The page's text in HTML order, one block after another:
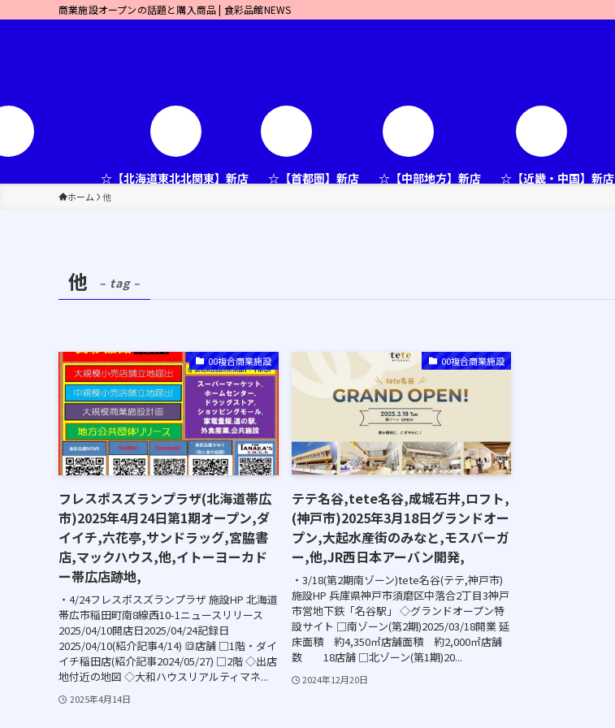
商業施設オープンの話題と購入商品 | 食彩品館NEWS
☆【北海道東北北関東】新店 ☆【首都圏】新店 ☆【中部地方】新店 ☆【近畿・中国】新店
ホーム 他
他 – tag –
00複合商業施設
フレスポスズランプラザ(北海道帯広
市)2025年4月24日第1期オープン,ダ
イイチ,六花亭,サンドラッグ,宮脇書
店,マックハウス,他,イトーヨーカド
ー帯広店跡地,
・4/24フレスポスズランプラザ 施設HP 北海道
帯広市稲田町南8線西10-1ニュースリリース
2025/04/10開店日2025/04/24記録日
2025/04/10(紹介記事4/14) 🔳店舗 □1階・ダイ
イチ稲田店(紹介記事2024/05/27) □2階 ◇出店
地付近の地図 ◇大和ハウスリアルティマネ...
2025年4月14日
00複合商業施設
テテ名谷,tete名谷,成城石井,ロフト,
(神戸市)2025年3月18日グランドオー
プン,大起水産街のみなと,モスバーガ
ー,他,JR西日本アーバン開発,
・3/18(第2期南ゾーン)tete名谷(テテ,神戸市)
施設HP 兵庫県神戸市須磨区中落合2丁目3神戸
市営地下鉄「名谷駅」 ◇グランドオープン特
設サイト □南ゾーン(第2期)2025/03/18開業 延
床面積 約4,350㎡店舗面積 約2,000㎡店舗
数 18店舗 □北ゾーン(第1期)20...
2024年12月20日